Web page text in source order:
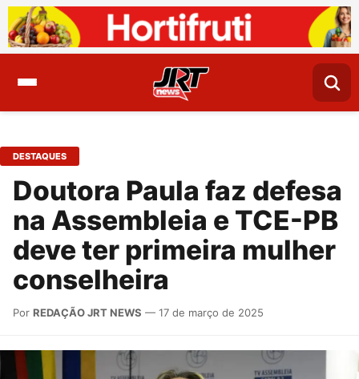
DESTAQUES
Doutora Paula faz defesa
na Assembleia e TCE-PB
deve ter primeira mulher
conselheira
Por REDAÇÃO JRT NEWS — 17 de março de 2025